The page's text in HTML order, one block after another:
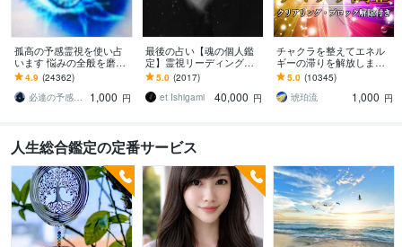
孤高の予感霊視を使い占
います 悩みの全般を磨き
上げ、研ぎ澄ました予感
より霊視により導きます
4.9 (24362)
必達の予感霊視 渡邊 潤一
1,000 円
最後の占い【魂の個人鑑
定】霊視リーディング承
ります 運命の地図を手
に、輝く人生を創る｜魂
の全体像を紐解く鑑定
5.0 (2017)
et Ishigami
40,000 円
チャクラを整えてエネル
ギーの滞りを解放します 7
割超リピート！人生を変
えたい人のエネルギー調
整
5.0 (10345)
琥珀流
1,000 円
人生総合鑑定の定番サービス